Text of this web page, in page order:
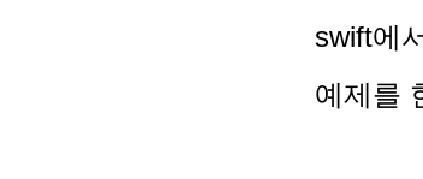
swift에
예제를